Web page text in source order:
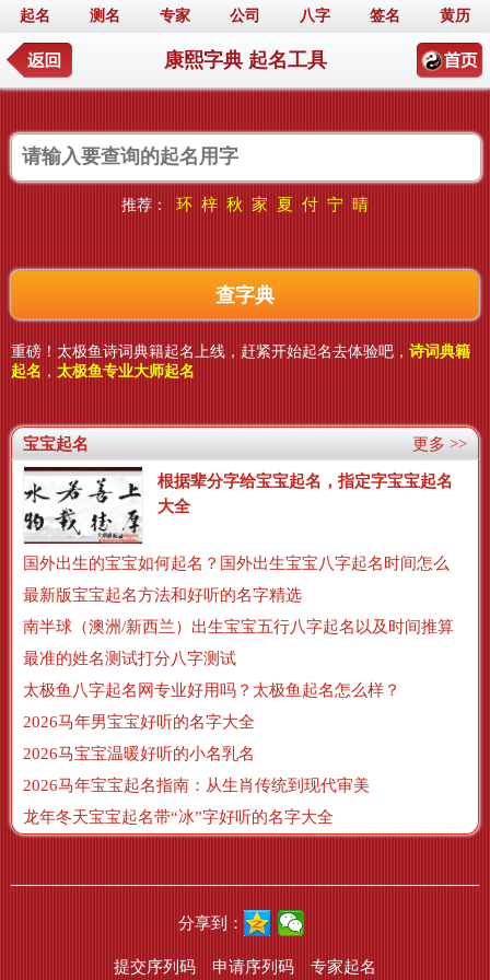
起名 测名 专家 公司 八字 签名 黄历
康熙字典 起名工具
推荐： 环 梓 秋 家 夏 付 宁 晴
重磅！太极鱼诗词典籍起名上线，赶紧开始起名去体验吧， 诗词典籍
起名 ， 太极鱼专业大师起名
更多 >>
宝宝起名
根据辈分字给宝宝起名，指定字宝宝起名
大全
最新版宝宝起名方法和好听的名字精选
南半球（澳洲/新西兰）出生宝宝五行八字起名以及时间推算
最准的姓名测试打分八字测试
太极鱼八字起名网专业好用吗？太极鱼起名怎么样？
2026马年男宝宝好听的名字大全
2026马宝宝温暖好听的小名乳名
2026马年宝宝起名指南：从生肖传统到现代审美
龙年冬天宝宝起名带“冰”字好听的名字大全
分享到：
提交序列码 申请序列码 专家起名